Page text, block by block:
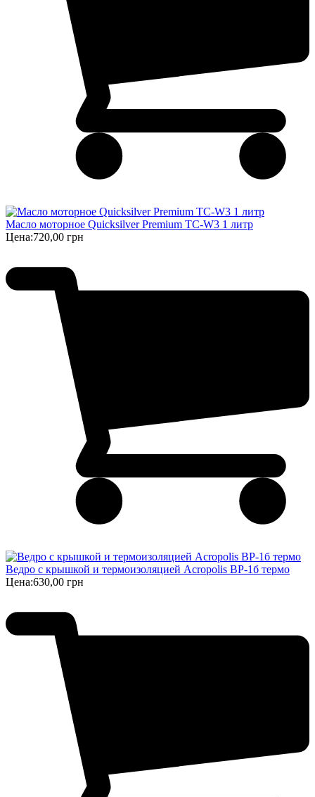
Масло моторное Quicksilver Premium TC-W3 1 литр
Цена:720,00 грн
Ведро с крышкой и термоизоляцией Acropolis ВР-1б термо
Цена:630,00 грн